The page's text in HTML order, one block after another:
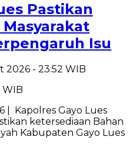
Pastikan
Isu
2026 - 23:52 WIB
WIB
| Kapolres Gayo Lues
ketersediaan Bahan
Kabupaten Gayo Lues